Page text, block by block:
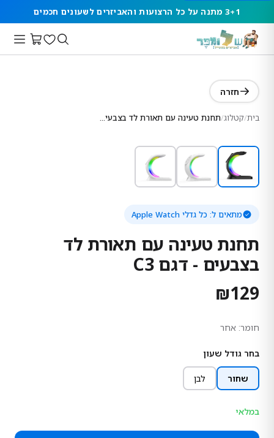
3+1 מתנה על כל הרצועות והאביזרים לשעונים חכמים
חזרה
בית/קטלוג/ תחנת טעינה עם תאורת לד בצבעים - דגם C3
מתאים ל: כל גדלי Apple Watch
תחנת טעינה עם תאורת לד
בצבעים - דגם C3
₪129
חומר: אחר
בחר גודל שעון
שחור לבן
במלאי